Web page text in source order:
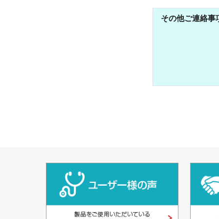
その他ご連絡事